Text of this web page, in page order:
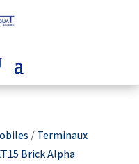
/Terminaux
Brick Alpha